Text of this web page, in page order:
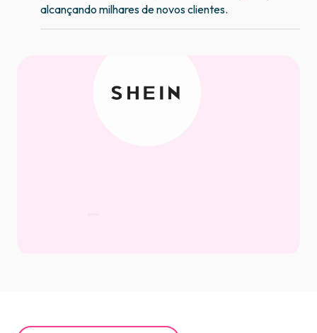
alcançando milhares de novos clientes.